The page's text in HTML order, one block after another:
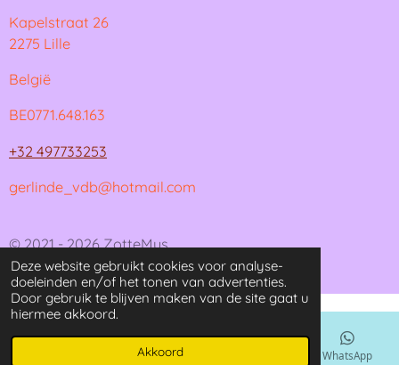
Deze website gebruikt cookies voor analyse-
doeleinden en/of het tonen van advertenties.
Door gebruik te blijven maken van de site gaat u
hiermee akkoord.
Akkoord
Kapelstraat 26
2275 Lille
België
BE0771.648.163
+32 497733253
gerlinde_vdb@hotmail.com
© 2021 - 2026 ZotteMus
Powered byJouwWeb
Kaart WhatsApp